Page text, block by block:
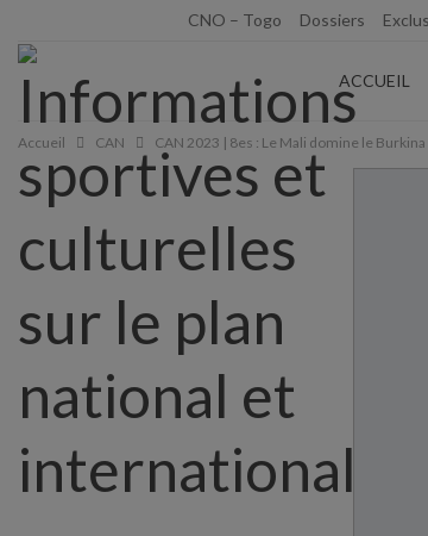
CNO – Togo Dossiers
ACCUEIL
Accueil CAN CAN 2023 | 8es : Le Mali domine le